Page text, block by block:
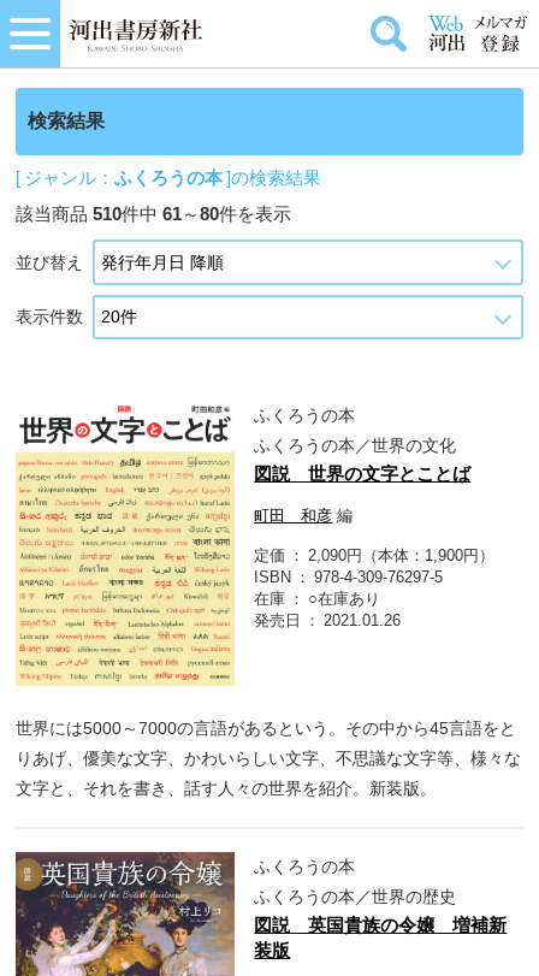
検索結果
[ ジャンル：ふくろうの本]の検索結果
該当商品510件中61～80件を表示
並び替え
表示件数
ふくろうの本
ふくろうの本／世界の文化
図説 世界の文字とことば
町田 和彦 編
定価
2,090円（本体：1,900円）
ISBN
978-4-309-76297-5
在庫
○在庫あり
発売日
2021.01.26
世界には5000～7000の言語があるという。その中から45言語をと
りあげ、優美な文字、かわいらしい文字、不思議な文字等、様々な
文字と、それを書き、話す人々の世界を紹介。新装版。
ふくろうの本
ふくろうの本／世界の歴史
図説 英国貴族の令嬢 増補新
装版